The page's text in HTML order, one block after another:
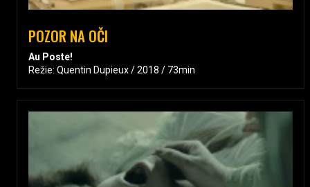
POZOR NA OČI
Au Poste!
Režie: Quentin Dupieux / 2018 / 73min